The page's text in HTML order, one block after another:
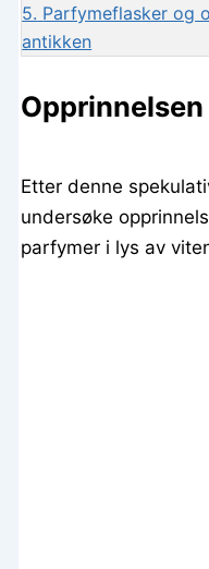
5. Parfymeflasker og
antikken
Etter denne
undersøke
parfymer i lys av